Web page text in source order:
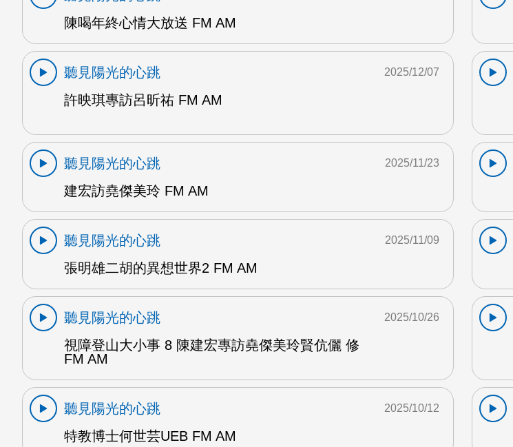
陳喝年終心情大放送 FM AM
聽見陽光的心跳
許映琪專訪呂昕祐 FM AM
2025/12/07
聽見陽光的心跳
建宏訪堯傑美玲 FM AM
2025/11/23
聽見陽光的心跳
張明雄二胡的異想世界2 FM AM
2025/11/09
聽見陽光的心跳
視障登山大小事 8 陳建宏專訪堯傑美玲賢伉儷 修
FM AM
2025/10/26
聽見陽光的心跳
特教博士何世芸UEB FM AM
2025/10/12